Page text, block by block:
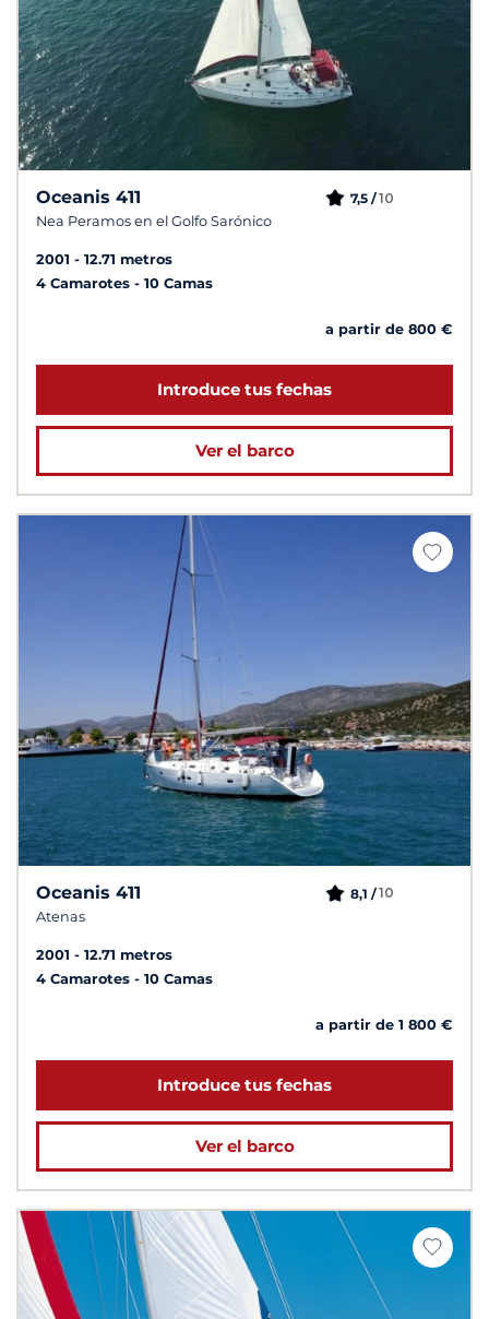
Oceanis 411
Nea Peramos en el Golfo Sarónico
7,5 /10
2001
12.71 metros
4 Camarotes
10 Camas
a partir de 800 €
Introduce tus fechas
Ver el barco
Oceanis 411
Atenas
8,1 /10
2001
12.71 metros
4 Camarotes
10 Camas
a partir de 1 800 €
Introduce tus fechas
Ver el barco